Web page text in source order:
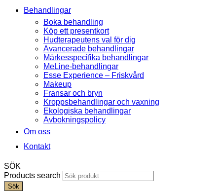
Behandlingar
Boka behandling
Köp ett presentkort
Hudterapeutens val för dig
Avancerade behandlingar
Märkesspecifika behandlingar
MeLine-behandlingar
Esse Experience – Friskvård
Makeup
Fransar och bryn
Kroppsbehandlingar och vaxning
Ekologiska behandlingar
Avbokningspolicy
Om oss
Kontakt
SÖK
Products search
Sök